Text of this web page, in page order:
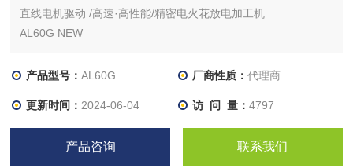
直线电机驱动 /高速·高性能/精密电火花放电加工机
AL60G NEW
精密零件加工的下一代精密电火花放电加工机
产品型号：AL60G 厂商性质： 代理商
更新时间： 2024-06-04 访 问 量： 4797
产品咨询 联系我们